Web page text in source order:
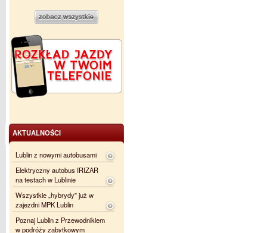
AKTUALNOŚCI
Lublin z nowymi autobusami
Elektryczny autobus IRIZAR
na testach w Lublinie
Wszystkie „hybrydy” już w
zajezdni MPK Lublin
Poznaj Lublin z Przewodnikiem
w podróży zabytkowym